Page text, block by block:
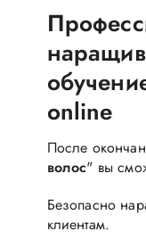
online
После
волос" вы
Безопасно
клиентам.